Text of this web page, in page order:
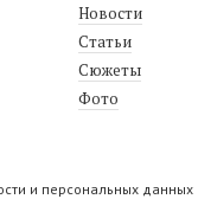
Новости
Статьи
Сюжеты
Фото
и персональных данных